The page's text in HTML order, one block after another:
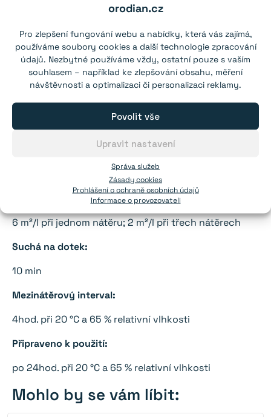
orodian.cz
Pro zlepšení fungování webu a nabídky, která vás zajímá,
používáme soubory cookies a další technologie zpracování
údajů. Nezbytné používáme vždy, ostatní pouze s vaším
souhlasem – například ke zlepšování obsahu, měření
návštěvnosti a optimalizaci či personalizaci reklamy.
Správa služeb
Povolit vše
Upravit nastavení
Zásady cookies
Prohlášení o ochraně osobních údajů
Informace o provozovateli
6 m²/l při jednom nátěru; 2 m²/l při třech nátěrech
Suchá na dotek:
10 min
Mezinátěrový interval:
4hod. při 20 °C a 65 % relativní vlhkosti
Připraveno k použití:
po 24hod. při 20 °C a 65 % relativní vlhkosti
Mohlo by se vám líbit: